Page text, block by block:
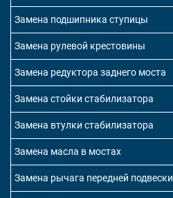
Замена подшипника ступицы
Замена рулевой крестовины
Замена редуктора заднего моста
Замена стойки стабилизатора
Замена втулки стабилизатора
Замена масла в мостах
Замена рычага передней подвески